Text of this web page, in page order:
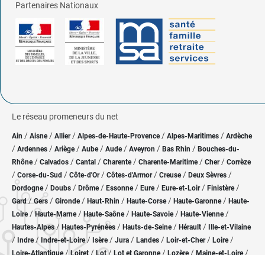
Partenaires Nationaux
Le réseau promeneurs du net
Ain / Aisne/ Allier/ Alpes-de-Haute-Provence / Alpes-Maritimes / Ardèche
/ Ardennes / Ariège/ Aube/ Aude / Aveyron / Bas Rhin / Bouches-du-
Rhône/ Calvados / Cantal / Charente / Charente-Maritime/ Cher / Corrèze
/ Corse-du-Sud / Côte-d'Or / Côtes-d'Armor/ Creuse/ Deux Sèvres /
Dordogne/ Doubs / Drôme/ Essonne / Eure/ Eure-et-Loir / Finistère/
Gard/Gers / Gironde/ Haut-Rhin / Haute-Corse/ Haute-Garonne/ Haute-
Loire/Haute-Marne/ Haute-Saône/ Haute-Savoie/ Haute-Vienne/
Hautes-Alpes/ Hautes-Pyrénées / Hauts-de-Seine/ Hérault / Ille-et-Vilaine
/ Indre/ Indre-et-Loire/ Isère/ Jura / Landes / Loir-et-Cher/ Loire/
/ / / / / /